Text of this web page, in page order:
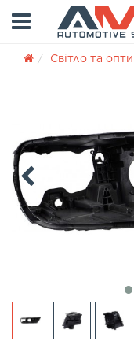
Світло та